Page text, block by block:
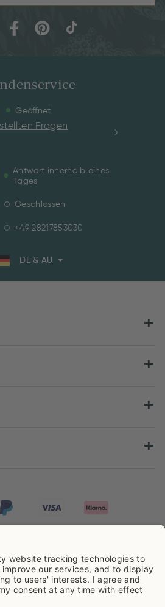
Geöffnet
Fragen
Antwort innerhalb eines
Tages
Geschlossen
+49 28217853030
DE & AU